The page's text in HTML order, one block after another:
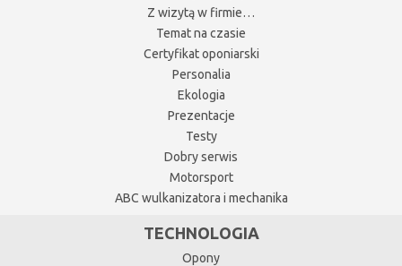
Z wizytą w firmie…
Temat na czasie
Certyfikat oponiarski
Personalia
Ekologia
Prezentacje
Testy
Dobry serwis
Motorsport
ABC wulkanizatora i mechanika
TECHNOLOGIA
Opony